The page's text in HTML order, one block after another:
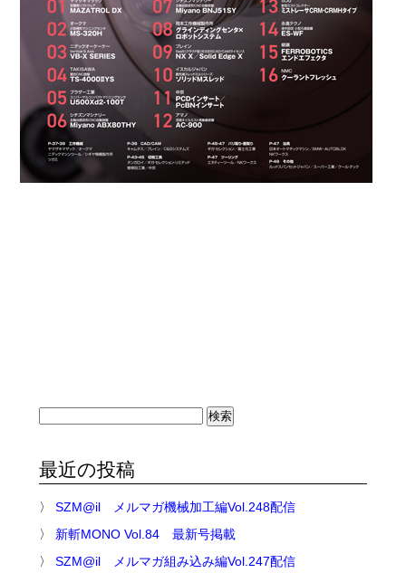
最近の投稿
SZM@il メルマガ機械加工編Vol.248配信
新斬MONO Vol.84 最新号掲載
SZM@il メルマガ組み込み編Vol.247配信